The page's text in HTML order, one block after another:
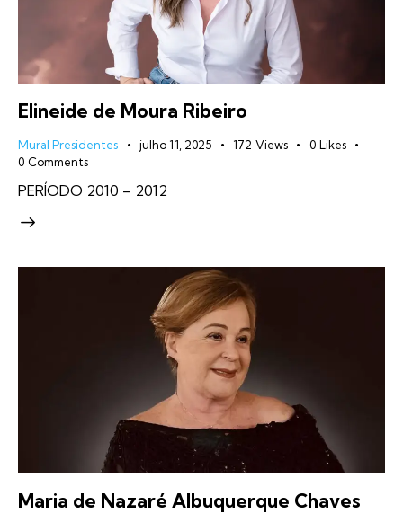
Elineide de Moura Ribeiro
Mural Presidentes julho 11, 2025 172 Views 0 Likes
0 Comments
PERÍODO 2010 – 2012
Maria de Nazaré Albuquerque Chaves